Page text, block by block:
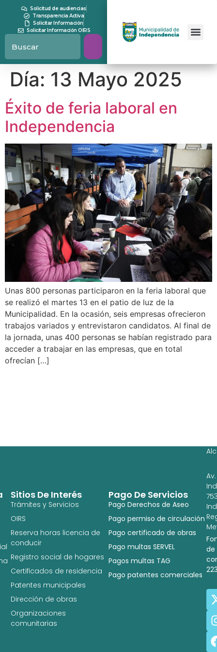
contenidoSolicitud de audiencias
Transparencia Activa
Solicitar Información
Solicitar Información OIRS
Día: 13 Mayo 2025
Éxito de feria laboral en
Independencia
Unas 800 personas participaron en la feria laboral que
se realizó el martes 13 en el patio de luz de la
Municipalidad. En la ocasión, seis empresas ofrecieron
trabajos variados y entrevistaron candidatos. Al final de
la jornada, unas 400 personas se habían registrado para
acceder a trabajar en las empresas, que en total
ofrecían […]
Pago De Servicios
Pago Derechos de Aseo
Pago permiso de circulación
Pago certificado de obras
Pago multas SERVEL
Pagos multas TAG
Pago patentes comerciales
Sitios De Interés
Trámites y Servicios
OIRS
Reserva horas licencia de
conducir
Registro social de hogares
Certificados de residencia
Patentes municipales
Dirección de obras
Organizaciones
comunitarias
Av.
de